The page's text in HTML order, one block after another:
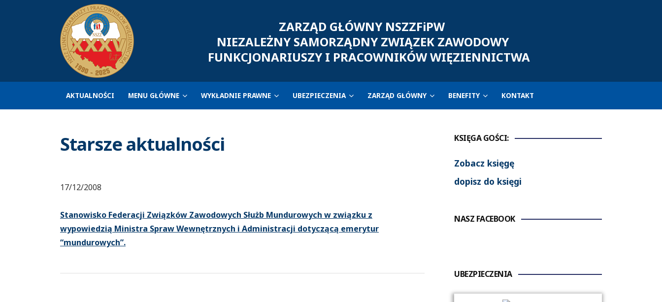
ZARZĄD GŁÓWNY NSZZFiPW
NIEZALEŻNY SAMORZĄDNY ZWIĄZEK ZAWODOWY
FUNKCJONARIUSZY I PRACOWNIKÓW WIĘZIENNICTWA
AKTUALNOŚCI MENU GŁÓWNE WYKŁADNIE PRAWNE UBEZPIECZENIA ZARZĄD GŁÓWNY BENEFITY KONTAKT
Starsze aktualności
17/12/2008
Stanowisko Federacji Związków Zawodowych Służb Mundurowych w związku z
wypowiedzią Ministra Spraw Wewnętrznych i Administracji dotyczącą emerytur
“mundurowych”.
KSIĘGA GOŚCI:
Zobacz księgę
dopisz do księgi
NASZ FACEBOOK
UBEZPIECZENIA